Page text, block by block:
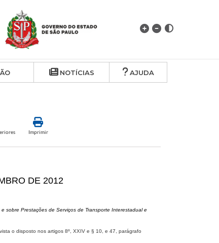
NOTÍCIAS AJUDA
Imprimir
DE 2012
sobre Prestações de Serviços de Transporte Interestadual e
o disposto nos artigos 8º, XXIV e § 10, e 47, parágrafo